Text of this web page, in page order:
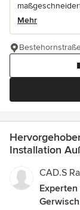
Mehr
Installation
CAD.S
Gerwisch